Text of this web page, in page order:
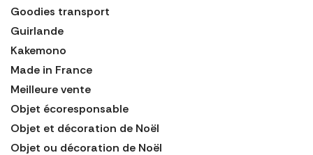
Goodies transport
Guirlande
Kakemono
Made in France
Meilleure vente
Objet écoresponsable
Objet et décoration de Noël
Objet ou décoration de Noël